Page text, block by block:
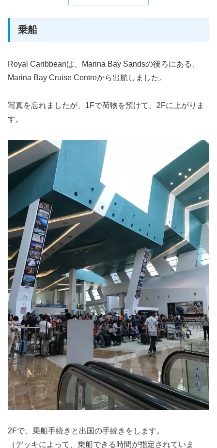
乗船
Royal Caribbeanは、Marina Bay Sandsの後ろにある、
Marina Bay Cruise Centreから出航しました。
写真を忘れましたが、1Fで荷物を預けて、2Fに上がりま
す。
2Fで、乗船手続きと出国の手続きをします。
（デッキによって、乗船できる時間が指定されていま